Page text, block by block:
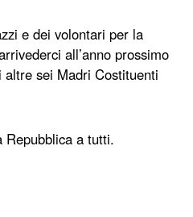
e dei volontari per la
all’anno prossimo
sei Madri Costituenti
Repubblica a tutti.